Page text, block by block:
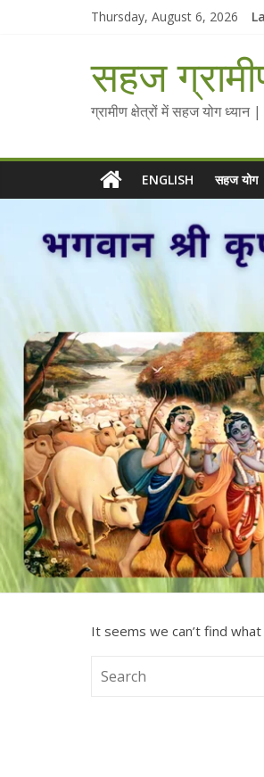
Thursday, August 6, 2026
सहज
ग्रामीण क्षेत्रों में सहज योग ध्यान
ENGLISH सहज योग
It seems we can’t find